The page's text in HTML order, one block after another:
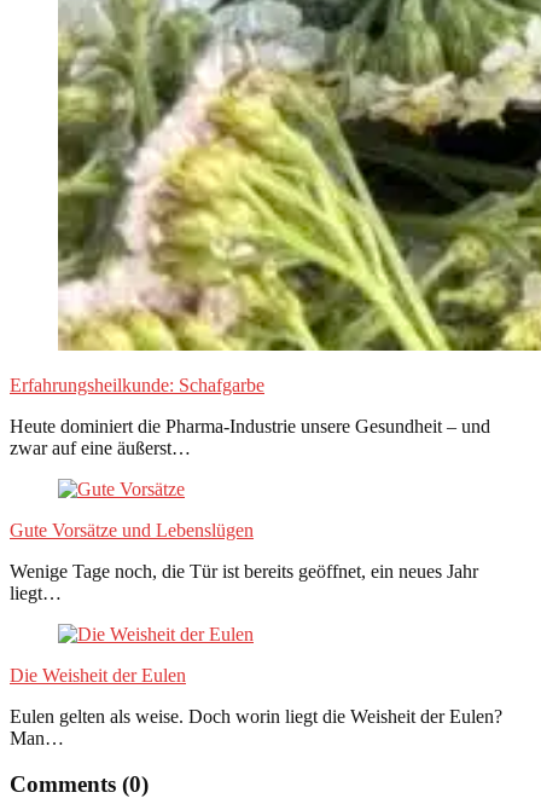
Erfahrungsheilkunde: Schafgarbe
Heute dominiert die Pharma-Industrie unsere Gesundheit – und
zwar auf eine äußerst…
Gute Vorsätze und Lebenslügen
Wenige Tage noch, die Tür ist bereits geöffnet, ein neues Jahr
liegt…
Die Weisheit der Eulen
Eulen gelten als weise. Doch worin liegt die Weisheit der Eulen?
Man…
Comments (0)